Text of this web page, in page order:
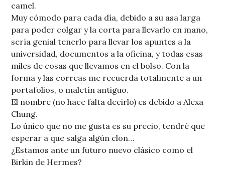
camel.
Muy cómodo para cada día, debido a su asa larga
para poder colgar y la corta para llevarlo en mano,
sería genial tenerlo para llevar los apuntes a la
universidad, documentos a la oficina, y todas esas
miles de cosas que llevamos en el bolso. Con la
forma y las correas me recuerda totalmente a un
portafolios, o maletín antiguo.
El nombre (no hace falta decirlo) es debido a Alexa
Chung.
Lo único que no me gusta es su precio, tendré que
esperar a que salga algún clon…
¿Estamos ante un futuro nuevo clásico como el
Birkin de Hermes?